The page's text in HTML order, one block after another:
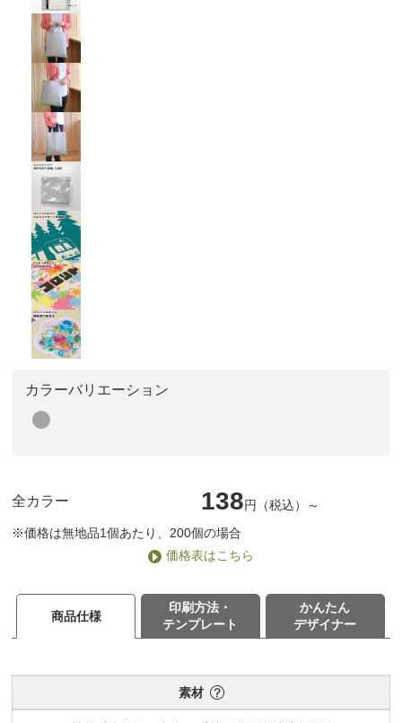
カラーバリエーション
全カラー 138円（税込）～
※価格は無地品1個あたり、200個の場合
価格表はこちら
商品仕様
印刷方法・
テンプレート
かんたん
デザイナー
素材